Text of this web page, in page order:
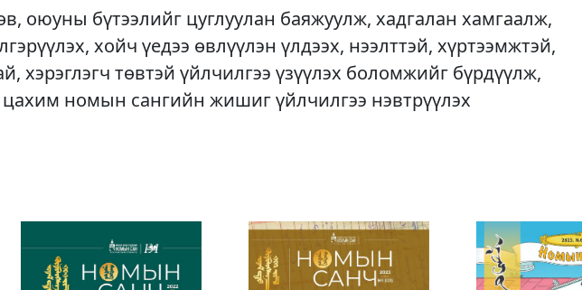
оюуны бүтээлийг цуглуулан баяжуулж, хадгалан хамгаалж,
хойч үедээ өвлүүлэн үлдээх, нээлттэй, хүртээмжтэй,
хэрэглэгч төвтэй үйлчилгээ үзүүлэх боломжийг бүрдүүлж,
цахим номын сангийн жишиг үйлчилгээ нэвтрүүлэх